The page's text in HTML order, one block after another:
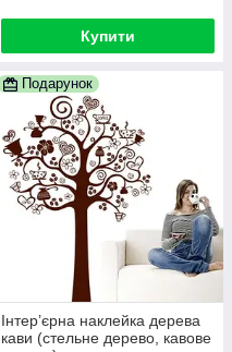
Купити
Подарунок
Інтер’єрна наклейка дерева
кави (стельне дерево, кавове